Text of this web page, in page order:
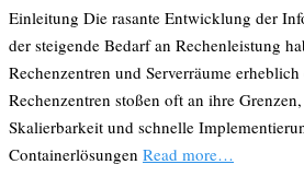
Einleitung Die rasante Entwicklung der
der steigende Bedarf an Rechenleistung
Rechenzentren und Serverräume
Rechenzentren stoßen oft an ihre
Skalierbarkeit und schnelle
Containerlösungen Read more…